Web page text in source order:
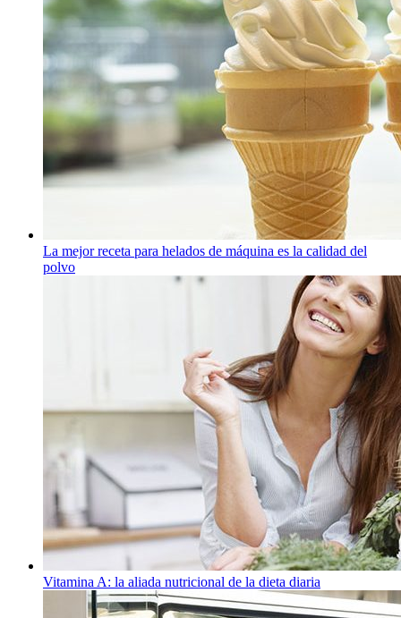
La mejor receta para helados de máquina es la calidad del
polvo
Vitamina A: la aliada nutricional de la dieta diaria